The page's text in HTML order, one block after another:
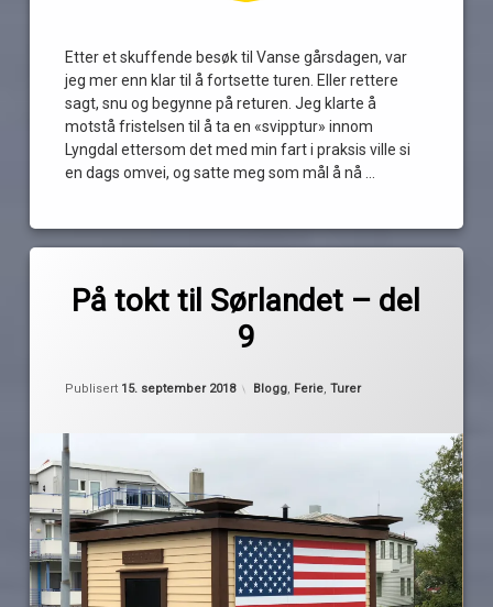
Etter et skuffende besøk til Vanse gårsdagen, var
jeg mer enn klar til å fortsette turen. Eller rettere
sagt, snu og begynne på returen. Jeg klarte å
motstå fristelsen til å ta en «svipptur» innom
Lyngdal ettersom det med min fart i praksis ville si
en dags omvei, og satte meg som mål å nå …
På tokt til Sørlandet – del
9
Publisert 15. september 2018 Kategorier:
Blogg Ferie ,Turer
Americana
Brooklyn
Farsund
Lista
Trunken
USA
Vanse